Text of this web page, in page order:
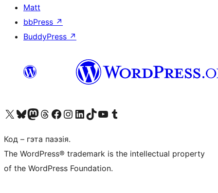
Matt
bbPress ↗
BuddyPress ↗
Наведайце наш акаўнт у X (былы Twitter)
Visit our Bluesky account
Visit our Mastodon account
Visit our Threads account
Наведаеце нашу старонку на Facebook
Наведайце наш Instagram
Наведайце нашу старонку ў LinkedIn
Visit our TikTok account
Наведайце наш YouTube каналVisit our Tumblr account
Код – гэта паэзія.
The WordPress® trademark is the intellectual property
of the WordPress Foundation.